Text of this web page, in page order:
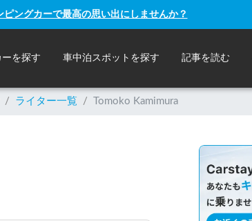
ングカーで最高の思い出にしませんか？
を探す 車中泊スポットを探す 記事を読む
/ ライター一覧 / Tomoko Kamimura